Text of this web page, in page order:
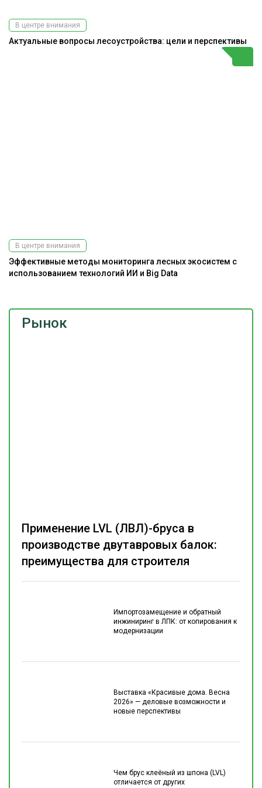
Рынок
Импортозамещение и обратный
инжиниринг в ЛПК: от копирования к
модернизации
Выставка «Красивые дома. Весна
2026» — деловые возможности и
новые перспективы
Чем брус клеёный из шпона (LVL)
отличается от других
Применение LVL (ЛВЛ)-бруса в
производстве двутавровых балок:
преимущества для строителя
В центре внимания
Актуальные вопросы лесоустройства: цели и перспективы
В центре внимания
Эффективные методы мониторинга лесных экосистем с
использованием технологий ИИ и Big Data